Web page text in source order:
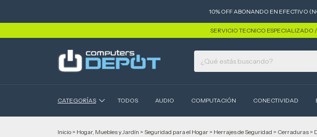
10% OFF ABONANDO EN EFECTIVO
SERVICIO TECNICO ESPECIALIZADO
CATEGORÍAS TODOS AUDIO COMPUTACIÓN CONECTIVIDAD
Inicio > Hogar, Muebles y Jardín > Seguridad para el Hogar > Herrajes de Seguridad > Cerraduras >